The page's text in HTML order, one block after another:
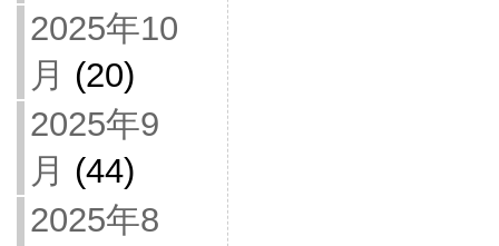
2025年10
月 (20)
2025年9
月 (44)
2025年8